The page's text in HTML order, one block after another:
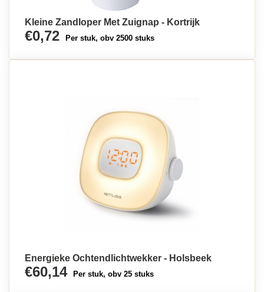
Kleine Zandloper Met Zuignap - Kortrijk
€0,72 Per stuk, obv 2500 stuks
Energieke Ochtendlichtwekker - Holsbeek
€60,14 Per stuk, obv 25 stuks